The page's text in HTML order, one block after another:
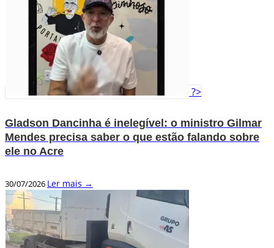
?>
Gladson Dancinha é inelegível: o ministro Gilmar
Mendes precisa saber o que estão falando sobre
ele no Acre
30/07/2026 Ler mais →